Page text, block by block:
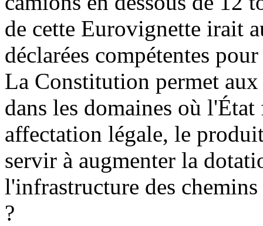
de cette Eurovignette irait
déclarées compétentes
La Constitution permet
dans les domaines où
affectation légale, le
servir à augmenter la
l'infrastructure des
?